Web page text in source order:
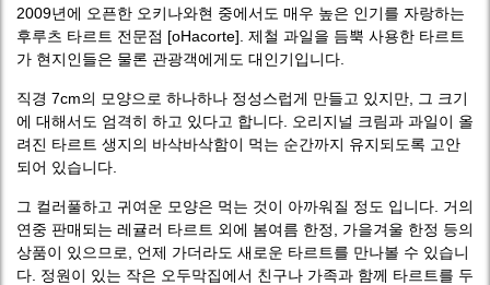
2009년에 오픈한 오키나와현 중에서도 매우 높은 인기를 자랑하는
후루츠 타르트 전문점 [oHacorte]. 제철 과일을 듬뿍 사용한 타르트
가 현지인들은 물론 관광객에게도 대인기입니다.
직경 7cm의 모양으로 하나하나 정성스럽게 만들고 있지만, 그 크기
에 대해서도 엄격히 하고 있다고 합니다. 오리지널 크림과 과일이 올
려진 타르트 생지의 바삭바삭함이 먹는 순간까지 유지되도록 고안
되어 있습니다.
그 컬러풀하고 귀여운 모양은 먹는 것이 아까워질 정도 입니다. 거의
연중 판매되는 레귤러 타르트 외에 봄여름 한정, 가을겨울 한정 등의
상품이 있으므로, 언제 가더라도 새로운 타르트를 만나볼 수 있습니
다. 정원이 있는 작은 오두막집에서 친구나 가족과 함께 타르트를 두